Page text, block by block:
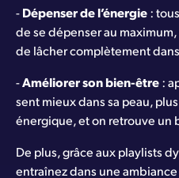
-Dépenser de l’énergie:
de se dépenser au
de lâcher complètement
-Améliorer son bien-être:
sent mieux dans sa peau,
énergique, et on retrouve
De plus, grâce aux playlists
entraînez dans une